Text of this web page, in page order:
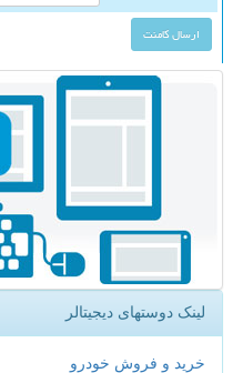
لینک دوستهای دیجیتالر
خرید و فروش خودرو